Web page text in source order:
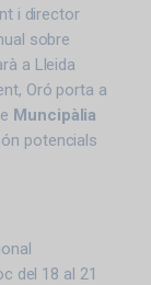
i director
sobre
a Lleida
Oró porta a
Muncipàlia
potencials
del 18 al 21